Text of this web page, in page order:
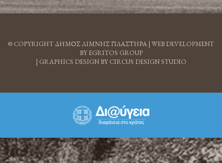
© COPYRIGHT ΔΗΜΟΣ ΛΙΜΝΗΣ ΠΛΑΣΤΗΡΑ | WEB DEVELOPMENT
BY EGRITOS GROUP
| GRAPHICS DESIGN BY CIRCUS DESIGN STUDIO